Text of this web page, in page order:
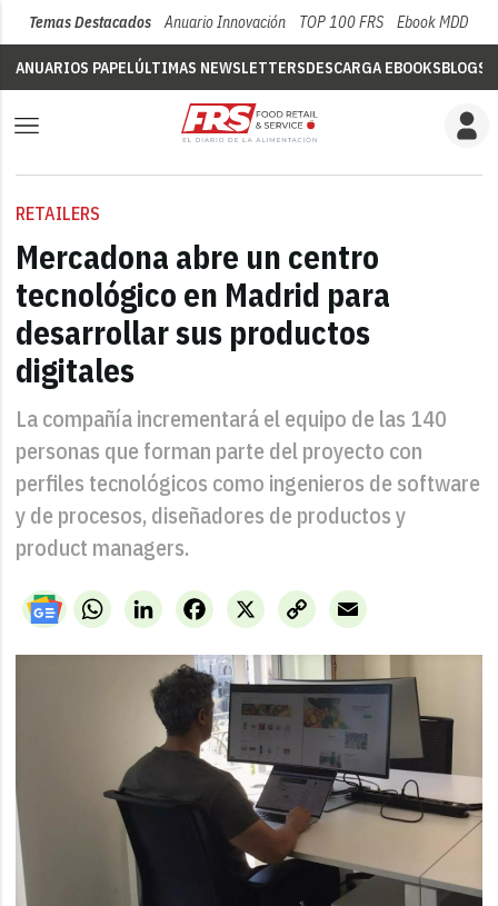
Temas Destacados Anuario Innovación TOP 100 FRS Ebook MDD
ANUARIOS PAPELÚLTIMAS NEWSLETTERSDESCARGA EBOOKSBLOGS
RETAILERS
Mercadona abre un centro
tecnológico en Madrid para
desarrollar sus productos
digitales
La compañía incrementará el equipo de las 140
personas que forman parte del proyecto con
perfiles tecnológicos como ingenieros de software
y de procesos, diseñadores de productos y
product managers.
WhatsAppLinkedIn X
Facebook
Copy
Link
Email